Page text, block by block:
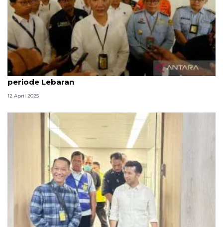
Bandara Juanda layani 938.924 penumpang selama
periode Lebaran
12 April 2025